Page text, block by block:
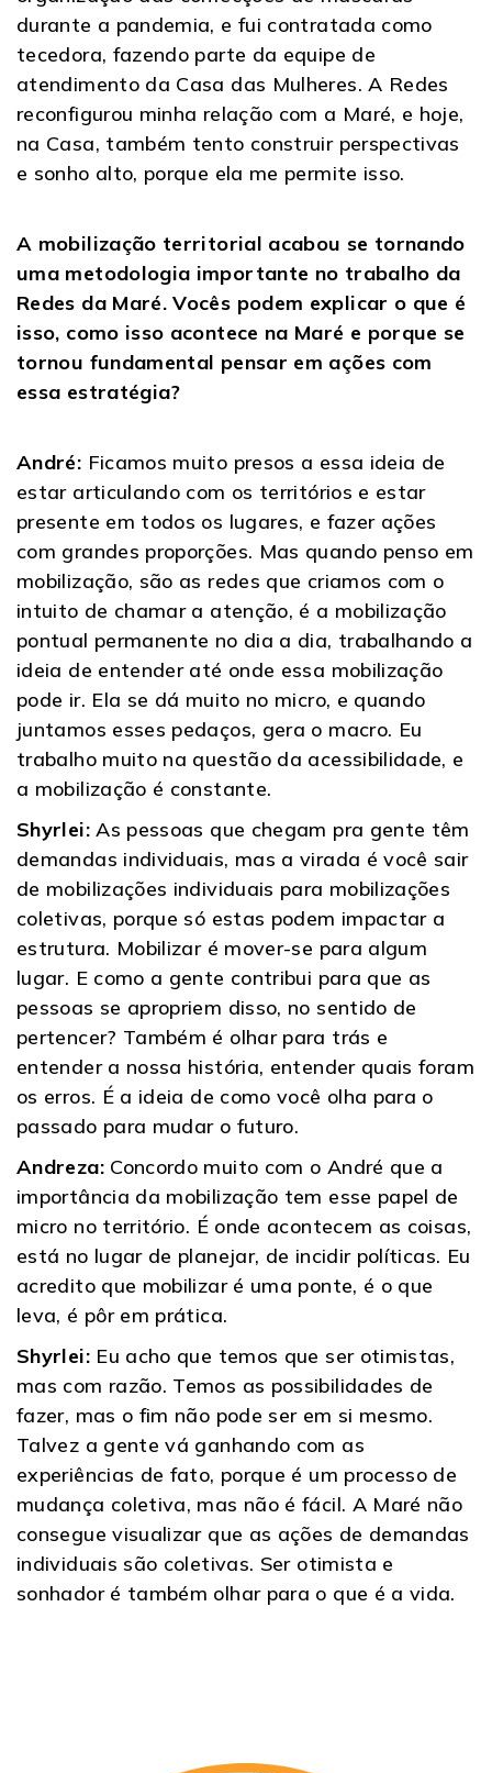
durante a pandemia, e fui contratada como
tecedora, fazendo parte da equipe de
atendimento da Casa das Mulheres. A Redes
reconfigurou minha relação com a Maré, e hoje,
na Casa, também tento construir perspectivas
e sonho alto, porque ela me permite isso.
A mobilização territorial acabou se tornando
uma metodologia importante no trabalho da
Redes da Maré. Vocês podem explicar o que é
isso, como isso acontece na Maré e porque se
tornou fundamental pensar em ações com
essa estratégia?
André: Ficamos muito presos a essa ideia de
estar articulando com os territórios e estar
presente em todos os lugares, e fazer ações
com grandes proporções. Mas quando penso em
mobilização, são as redes que criamos com o
intuito de chamar a atenção, é a mobilização
pontual permanente no dia a dia, trabalhando a
ideia de entender até onde essa mobilização
pode ir. Ela se dá muito no micro, e quando
juntamos esses pedaços, gera o macro. Eu
trabalho muito na questão da acessibilidade, e
a mobilização é constante.
Shyrlei:As pessoas que chegam pra gente têm
demandas individuais, mas a virada é você sair
de mobilizações individuais para mobilizações
coletivas, porque só estas podem impactar a
estrutura. Mobilizar é mover-se para algum
lugar. E como a gente contribui para que as
pessoas se apropriem disso, no sentido de
pertencer? Também é olhar para trás e
entender a nossa história, entender quais foram
os erros. É a ideia de como você olha para o
passado para mudar o futuro.
Andreza:Concordo muito com o André que a
importância da mobilização tem esse papel de
micro no território. É onde acontecem as coisas,
está no lugar de planejar, de incidir políticas. Eu
acredito que mobilizar é uma ponte, é o que
leva, é pôr em prática.
Shyrlei:Eu acho que temos que ser otimistas,
mas com razão. Temos as possibilidades de
fazer, mas o fim não pode ser em si mesmo.
Talvez a gente vá ganhando com as
experiências de fato, porque é um processo de
mudança coletiva, mas não é fácil. A Maré não
consegue visualizar que as ações de demandas
individuais são coletivas. Ser otimista e
sonhador é também olhar para o que é a vida.